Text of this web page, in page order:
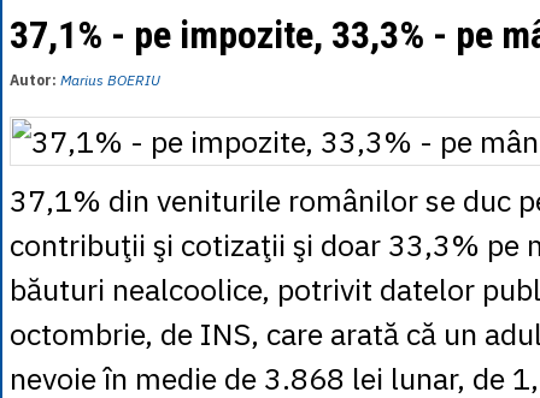
1 DKK
= 0.6668
1 EGP
= 0.0860
= 0.3047
1 MDL= 0.2538
1 MXN= 0.2227
1 NOK= 0.4191
1 NZD= 2.6097
1 PLN = 1.1646
1 RSD = 0.0425
1 RUB
= 0.0530
1 SEK= 0.4526
1 TRY
= 0.1141
1 UAH= 0.1048
= 5.9383
1 ZAR= 0.2318
37,1% - pe impozite, 33,3% - pe
Autor: Marius BOERIU
37,1% din veniturile românilor se duc
contribuţii şi cotizaţii şi doar 33,3% pe
băuturi nealcoolice, potrivit datelor
octombrie, de INS, care arată că un
nevoie în medie de 3.868 lei lunar, de